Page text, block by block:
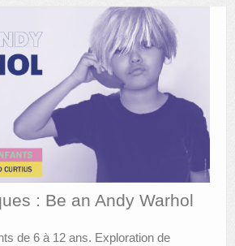
MUSÉES
: Be an Andy Warhol
de 6 à 12 ans. Exploration de